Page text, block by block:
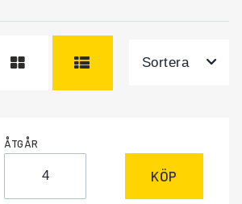
Sortera
ÅTGÅR
KÖP